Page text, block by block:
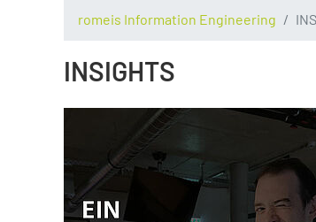
romeis Information Engineering
INSIGHTS